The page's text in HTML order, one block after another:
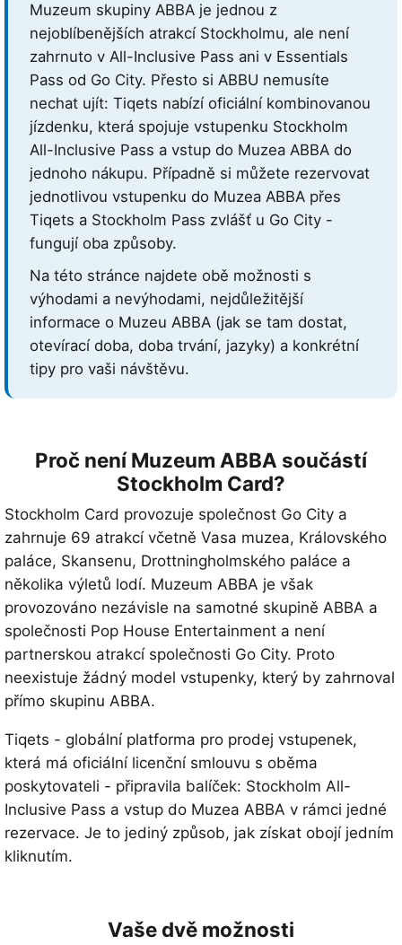
Muzeum skupiny ABBA je jednou z
nejoblíbenějších atrakcí Stockholmu, ale není
zahrnuto v All-Inclusive Pass ani v Essentials
Pass od Go City. Přesto si ABBU nemusíte
nechat ujít: Tiqets nabízí oficiální kombinovanou
jízdenku, která spojuje vstupenku Stockholm
All-Inclusive Pass a vstup do Muzea ABBA do
jednoho nákupu. Případně si můžete rezervovat
jednotlivou vstupenku do Muzea ABBA přes
Tiqets a Stockholm Pass zvlášť u Go City -
fungují oba způsoby.
Na této stránce najdete obě možnosti s
výhodami a nevýhodami, nejdůležitější
informace o Muzeu ABBA (jak se tam dostat,
otevírací doba, doba trvání, jazyky) a konkrétní
tipy pro vaši návštěvu.
Proč není Muzeum ABBA součástí
Stockholm Card?
Stockholm Card provozuje společnost Go City a
zahrnuje 69 atrakcí včetně Vasa muzea, Královského
paláce, Skansenu, Drottningholmského paláce a
několika výletů lodí. Muzeum ABBA je však
provozováno nezávisle na samotné skupině ABBA a
společnosti Pop House Entertainment a není
partnerskou atrakcí společnosti Go City. Proto
neexistuje žádný model vstupenky, který by zahrnoval
přímo skupinu ABBA.
Tiqets - globální platforma pro prodej vstupenek,
která má oficiální licenční smlouvu s oběma
poskytovateli - připravila balíček: Stockholm All-
Inclusive Pass a vstup do Muzea ABBA v rámci jedné
rezervace. Je to jediný způsob, jak získat obojí jedním
kliknutím.
Vaše dvě možnosti